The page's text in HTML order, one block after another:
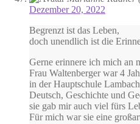
Dezember 20, 2022
Begrenzt ist das Leben,
doch unendlich ist die
Gerne erinnere ich mich an
Frau Waltenberger war 4
in der Hauptschule
Deutsch, Geschichte und
sie gab mir auch viel fürs
Für mich war sie eine